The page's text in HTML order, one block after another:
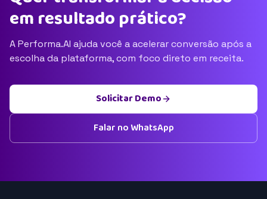
em resultado prático?
A Performa.AI ajuda você a acelerar conversão após a
escolha da plataforma, com foco direto em receita.
Solicitar Demo
Falar no WhatsApp